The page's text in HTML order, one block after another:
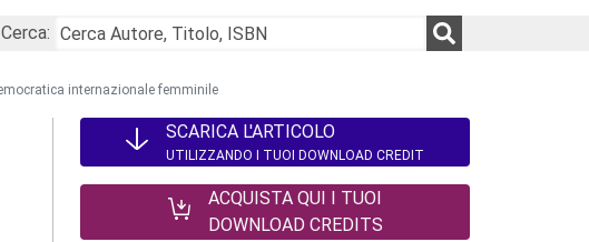
Cerca:
internazionale femminile
SCARICA L'ARTICOLO
UTILIZZANDO I TUOI DOWNLOAD CREDIT
ACQUISTA QUI I TUOI
DOWNLOAD CREDITS